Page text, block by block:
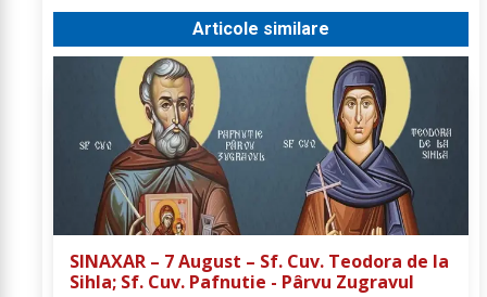
Articole similare
SINAXAR – 7 August – Sf. Cuv. Teodora de la
Sihla; Sf. Cuv. Pafnutie - Pârvu Zugravul